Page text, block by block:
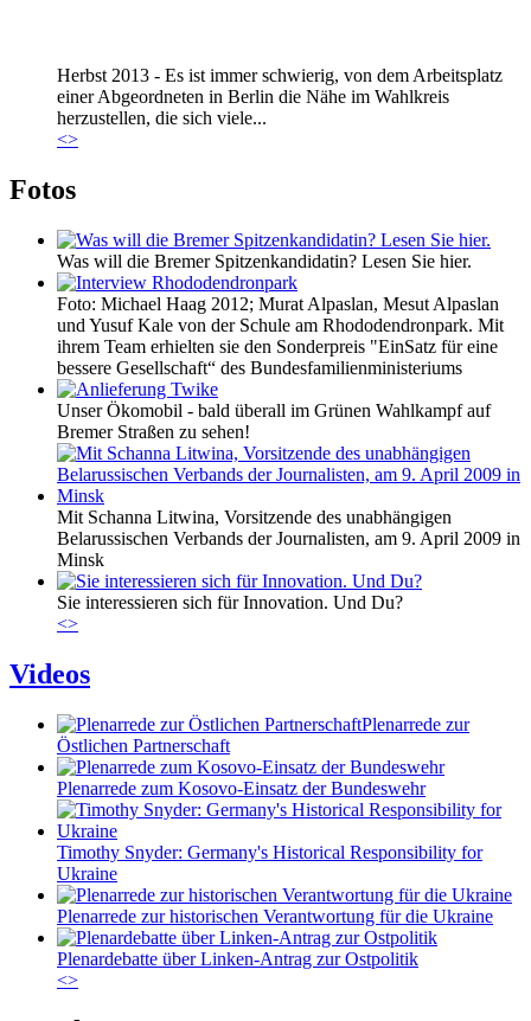
Marie_und_Wahlkreis.jpg
Marie_und_Wahlkreis.jpg
Herbst 2013 - Es ist immer schwierig, von dem Arbeitsplatz
einer Abgeordneten in Berlin die Nähe im Wahlkreis
herzustellen, die sich viele...
<>
Fotos
Was will die Bremer Spitzenkandidatin? Lesen Sie hier.
Foto: Michael Haag 2012; Murat Alpaslan, Mesut Alpaslan
und Yusuf Kale von der Schule am Rhododendronpark. Mit
ihrem Team erhielten sie den Sonderpreis "EinSatz für eine
bessere Gesellschaft“ des Bundesfamilienministeriums
Unser Ökomobil - bald überall im Grünen Wahlkampf auf
Bremer Straßen zu sehen!
Mit Schanna Litwina, Vorsitzende des unabhängigen
Belarussischen Verbands der Journalisten, am 9. April 2009 in
Minsk
Sie interessieren sich für Innovation. Und Du?
<>
Videos
Plenarrede zur
Östlichen Partnerschaft
Plenarrede zum Kosovo-Einsatz der Bundeswehr
Timothy Snyder: Germany's Historical Responsibility for
Ukraine
Plenarrede zur historischen Verantwortung für die Ukraine
Plenardebatte über Linken-Antrag zur Ostpolitik
<>